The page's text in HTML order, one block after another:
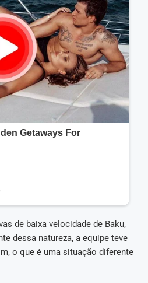
de baixa velocidade de Baku,
dessa natureza, a equipe teve
o que é uma situação diferente